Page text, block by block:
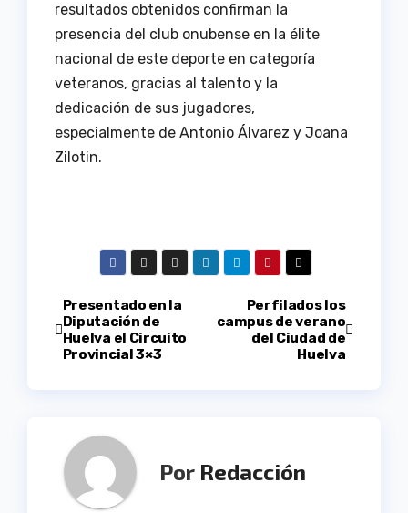
resultados obtenidos confirman la
presencia del club onubense en la élite
nacional de este deporte en categoría
veteranos, gracias al talento y la
dedicación de sus jugadores,
especialmente de Antonio Álvarez y Joana
Zilotin.
Navegación
de
Perfilados los
campus de verano
del Ciudad de
Huelva
Presentado en la
Diputación de
Huelva el Circuito
Provincial 3×3
Por Redacción